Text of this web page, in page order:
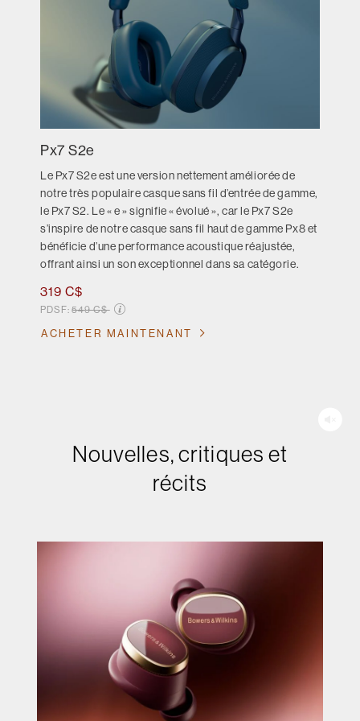
Px7 S2e
Le Px7 S2e est une version nettement améliorée de
notre très populaire casque sans fil d’entrée de gamme,
le Px7 S2. Le « e » signifie « évolué », car le Px7 S2e
s’inspire de notre casque sans fil haut de gamme Px8 et
bénéficie d’une performance acoustique réajustée,
offrant ainsi un son exceptionnel dans sa catégorie.
319 C$
PDSF: Prix soldé de
549 C$
ACHETER MAINTENANT
Nouvelles, critiques et
récits